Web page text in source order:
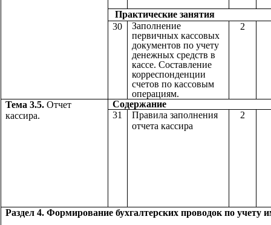
Практические
30
Заполнение
первичных кассовых
документов по учету
денежных средств в
кассе. Составление
корреспонденции
счетов по кассовым
операциям.
2
Тема 3.5. Отчет
кассира.
31
Правила заполнения
отчета кассира
2
Раздел 4. Формирование бухгалтерских проводок по учету